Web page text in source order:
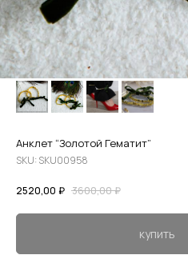
Анклет “Золотой Гематит”
SKU: SKU00958
2520,00 ₽ 3600,00₽
купить